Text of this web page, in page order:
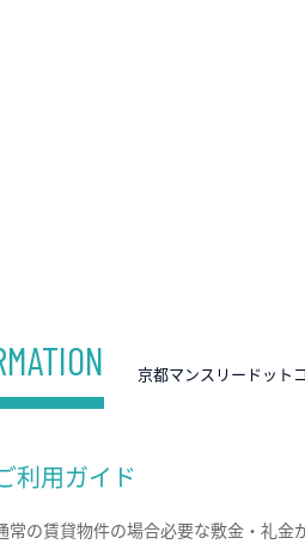
京都マンスリードット
利用ガイド
常の賃貸物件の場合必要な敷金・礼金